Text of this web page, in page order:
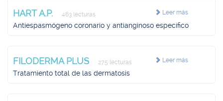
Leer más
HART A.P. 463 lecturas
Antiespasmógeno coronario y antianginoso específico
Leer más
FILODERMA PLUS 275 lecturas
Tratamiento total de las dermatosis